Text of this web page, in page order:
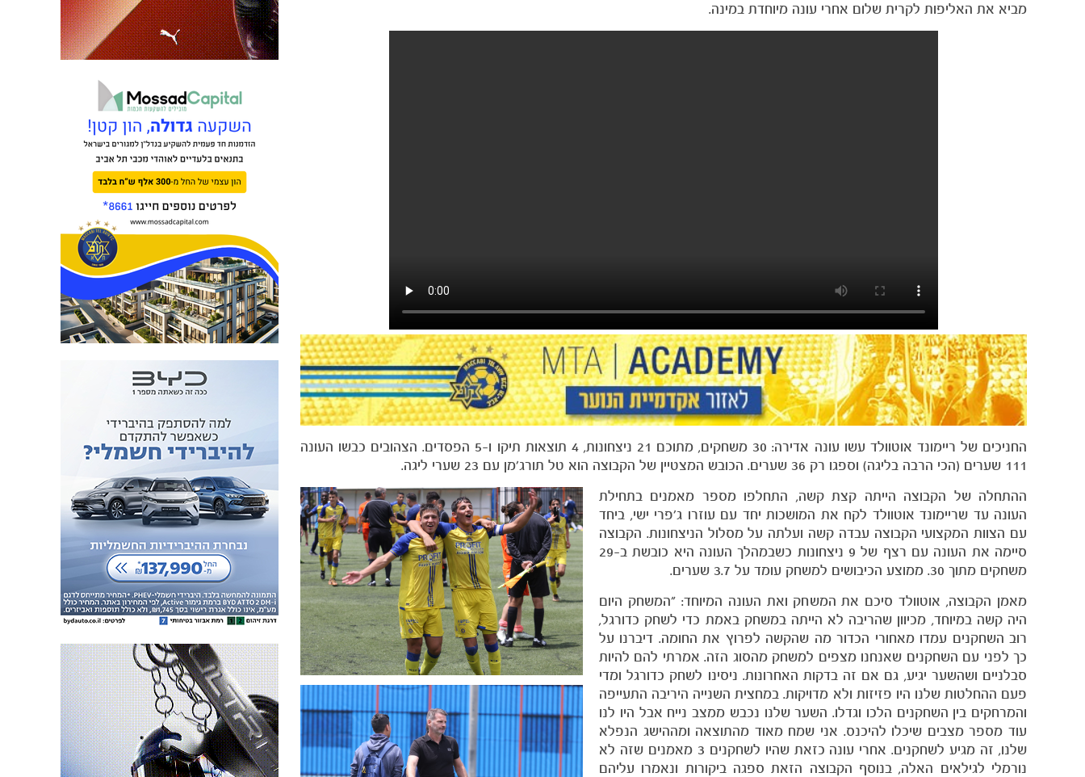
מביא את האליפות לקרית שלום אחרי עונה מיוחדת במינה.
החניכים של ריימונד אוטוולד עשו עונה אדירה: 30 משחקים, מתוכם 21 ניצחונות, 4 תוצאות תיקו ו-5 הפסדים. הצהובים כבשו העונה
111 שערים (הכי הרבה בליגה) וספגו רק 36 שערים. הכובש המצטיין של הקבוצה הוא טל תורג׳מן עם 23 שערי ליגה.
ההתחלה של הקבוצה הייתה קצת קשה, התחלפו מספר מאמנים בתחילת
העונה עד שריימונד אוטוולד לקח את המושכות יחד עם עוזרו ג׳פרי ישי, ביחד
עם הצוות המקצועי הקבוצה עבדה קשה ועלתה על מסלול הניצחונות. הקבוצה
סיימה את העונה עם רצף של 9 ניצחונות כשבמהלך העונה היא כובשת ב-29
משחקים מתוך 30. ממוצע הכיבושים למשחק עומד על 3.7 שערים.
מאמן הקבוצה, אוטוולד סיכם את המשחק ואת העונה המיוחד: ״המשחק היום
היה קשה במיוחד, מכיוון שהריבה לא הייתה במשחק באמת כדי לשחק כדורגל,
רוב השחקנים עמדו מאחורי הכדור מה שהקשה לפרוץ את החומה. דיברנו על
כך לפני עם השחקנים שאנחנו מצפים למשחק מהסוג הזה. אמרתי להם להיות
סבלניים ושהשער יגיע, גם אם זה בדקות האחרונות. ניסינו לשחק כדורגל ומדי
פעם ההחלטות שלנו היו פזיזות ולא מדויקות. במחצית השנייה היריבה התעייפה
והמרחקים בין השחקנים הלכו וגדלו. השער שלנו נכבש ממצב נייח אבל היו לנו
עוד מספר מצבים שיכלו להיכנס. אני שמח מאוד מהתוצאה ומההישג הנפלא
שלנו, זה מגיע לשחקנים. אחרי עונה כזאת שהיו לשחקנים 3 מאמנים שזה לא
נורמלי לגילאים האלה, בנוסף הקבוצה הזאת ספגה ביקורות ונאמרו עליהם